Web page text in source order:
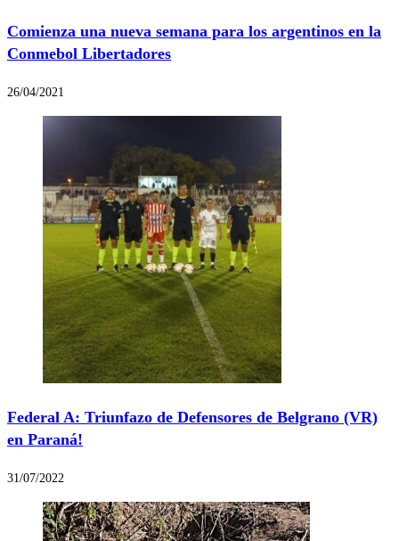
Comienza una nueva semana para los argentinos en la
Conmebol Libertadores
26/04/2021
Federal A: Triunfazo de Defensores de Belgrano (VR)
en Paraná!
31/07/2022